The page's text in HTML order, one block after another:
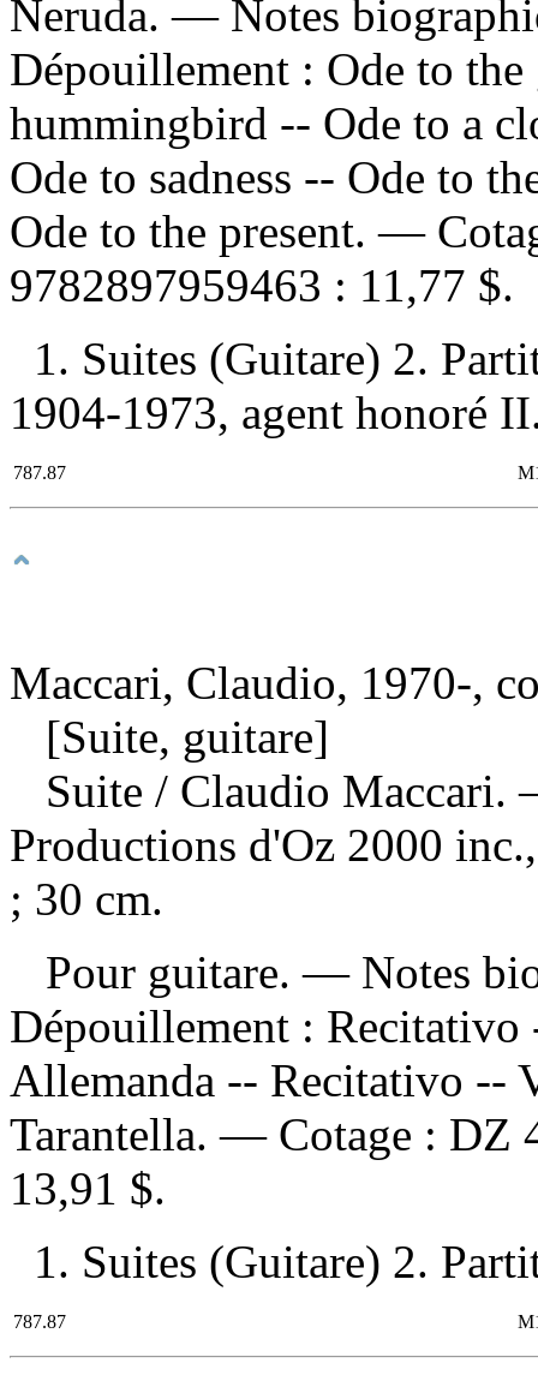
Neruda. — Notes
Dépouillement : Ode to
hummingbird -- Ode to a
Ode to sadness -- Ode to
Ode to the present. —
9782897959463 : 11,77 $.
1. Suites (Guitare) 2.
1904-1973, agent honoré
787.87
Maccari, Claudio, 1970-,
[Suite, guitare]
Suite / Claudio Maccari.
Productions d'Oz 2000
; 30 cm.
Pour guitare. — Notes
Dépouillement : Recitativo
Allemanda -- Recitativo --
Tarantella. — Cotage : DZ
13,91 $.
1. Suites (Guitare) 2.
787.87